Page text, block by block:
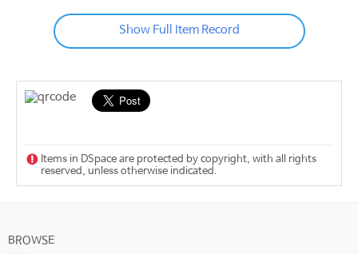
Show Full Item Record
Items in DSpace are protected by copyright, with all rights
reserved, unless otherwise indicated.
BROWSE